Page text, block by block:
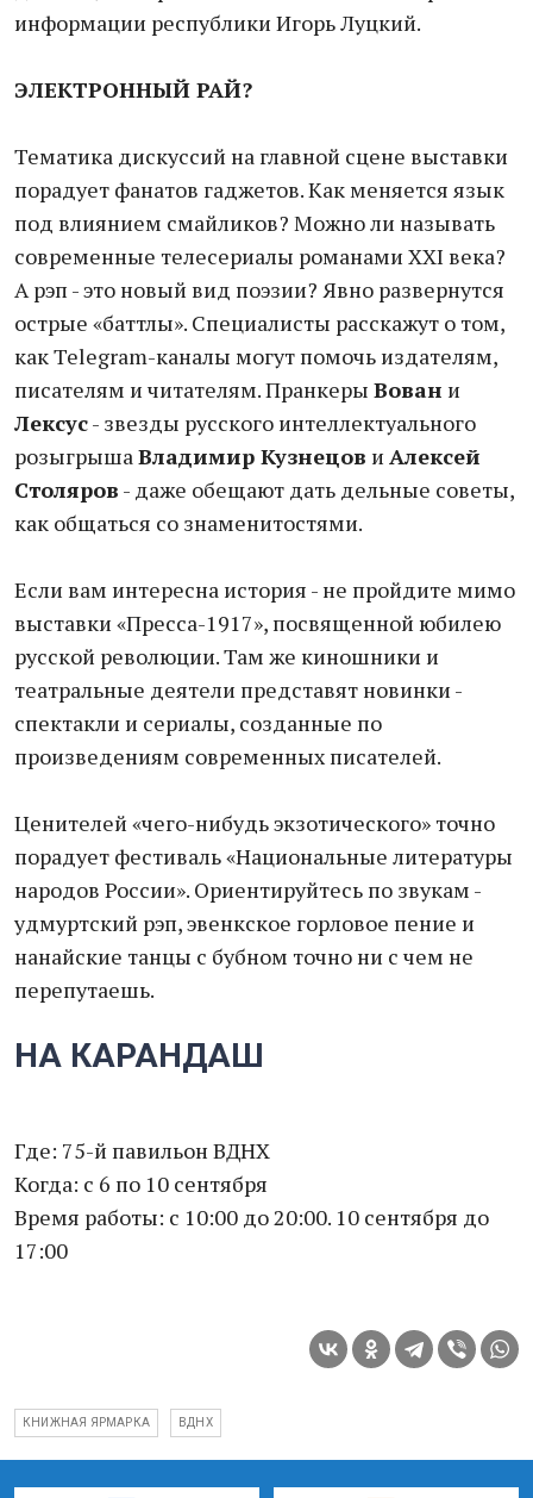
информации республики Игорь Луцкий.
ЭЛЕКТРОННЫЙ РАЙ?
Тематика дискуссий на главной сцене выставки
порадует фанатов гаджетов. Как меняется язык
под влиянием смайликов? Можно ли называть
современные телесериалы романами XXI века?
А рэп - это новый вид поэзии? Явно развернутся
острые «баттлы». Специалисты расскажут о том,
как Telegram-каналы могут помочь издателям,
писателям и читателям. Пранкеры Вован и
Лексус- звезды русского интеллектуального
розыгрышаВладимир Кузнецов и Алексей
Столяров - даже обещают дать дельные советы,
как общаться со знаменитостями.
Если вам интересна история - не пройдите мимо
выставки «Пресса-1917», посвященной юбилею
русской революции. Там же киношники и
театральные деятели представят новинки -
спектакли и сериалы, созданные по
произведениям современных писателей.
Ценителей «чего-нибудь экзотического» точно
порадует фестиваль «Национальные литературы
народов России». Ориентируйтесь по звукам -
удмуртский рэп, эвенкское горловое пение и
нанайские танцы с бубном точно ни с чем не
перепутаешь.
НА КАРАНДАШ
Где: 75-й павильон ВДНХ
Когда: с 6 по 10 сентября
Время работы: с 10:00 до 20:00. 10 сентября до
17:00
КНИЖНАЯ ЯРМАРКА ВДНХ